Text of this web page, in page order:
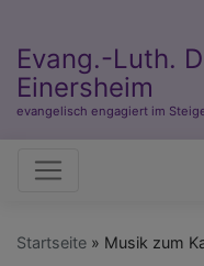
Evang.-Luth.
Einersheim
evangelisch engagiert im
Startseite Musik zum